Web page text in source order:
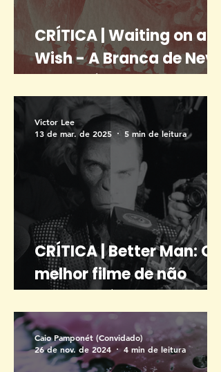
CRÍTICA | Waiting on a
Wish - A Branca de Neve
que o público não
desejou
CRÍTICA | Better Man: O
melhor filme de não
Macaco já feito!
Victor Lee
13 de mar. de 2025
5 min de leitura
Caio Pamponét (Convidado)
26 de nov. de 2024
4 min de leitura